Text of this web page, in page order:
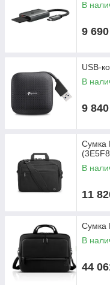
В
9 690
USB-
В
9 840
Сумка
В
11
Сумка
В
44